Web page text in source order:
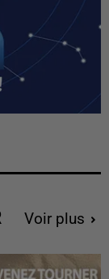
Voir plus